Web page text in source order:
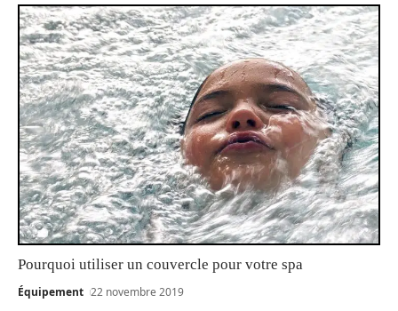
Pourquoi utiliser un couvercle pour votre spa
Équipement 22 novembre 2019